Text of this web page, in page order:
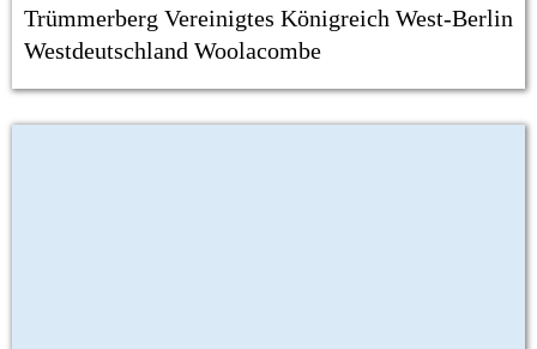
Trümmerberg Vereinigtes Königreich West-Berlin
Westdeutschland Woolacombe